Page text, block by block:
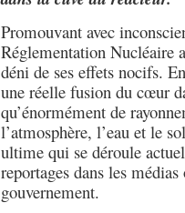
Promouvant avec
Réglementation Nucléaire
déni de ses effets nocifs.
une réelle fusion du cœur
qu’énormément de
l’atmosphère, l’eau et le
ultime qui se déroule
reportages dans les
gouvernement.